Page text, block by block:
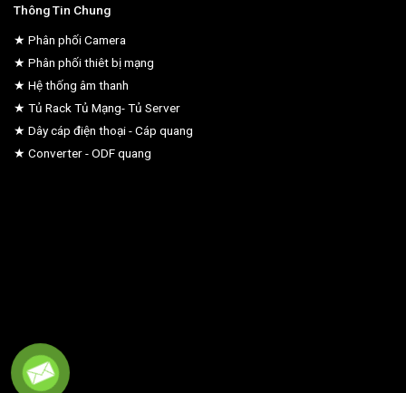
Thông Tin Chung
★ Phân phối Camera
★ Phân phối thiêt bị mạng
★ Hệ thống âm thanh
★ Tủ Rack Tủ Mạng- Tủ Server
★ Dây cáp điện thoại - Cáp quang
★ Converter - ODF quang